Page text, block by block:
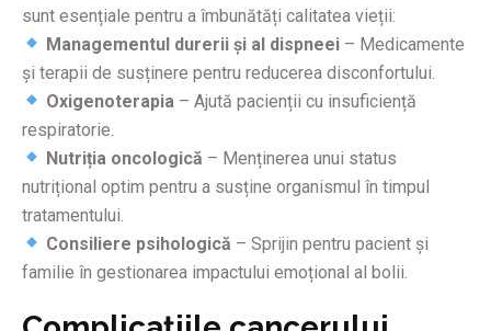
sunt esențiale pentru a îmbunătăți calitatea vieții:
Managementul durerii și al dispneei – Medicamente
și terapii de susținere pentru reducerea disconfortului.
Oxigenoterapia – Ajută pacienții cu insuficiență
respiratorie.
Nutriția oncologică – Menținerea unui status
nutrițional optim pentru a susține organismul în timpul
tratamentului.
Consiliere psihologică – Sprijin pentru pacient și
familie în gestionarea impactului emoțional al bolii.